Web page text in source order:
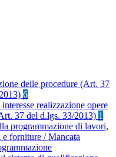
delle procedure (Art. 37
6
realizzazione opere
37 del d.lgs. 33/2013) 1
programmazione di lavori,
e forniture / Mancata